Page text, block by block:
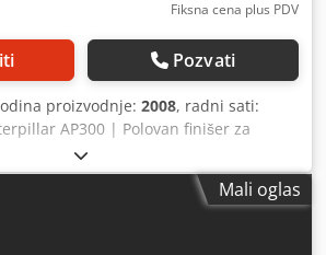
Fiksna cena plus PDV
Pozvati
proizvodnje: 2008, radni sati:
AP300 | Polovan finišer za
sati 📍Lokacija: Francuska 🚛
vašu adresu – koristite naš kalkulator
troškova isporuke! 💰 Kupite odmah
svoju cenu. Plaćanje prilikom
uz nisku naknadu (uz odobrenje)*
Mali oglas